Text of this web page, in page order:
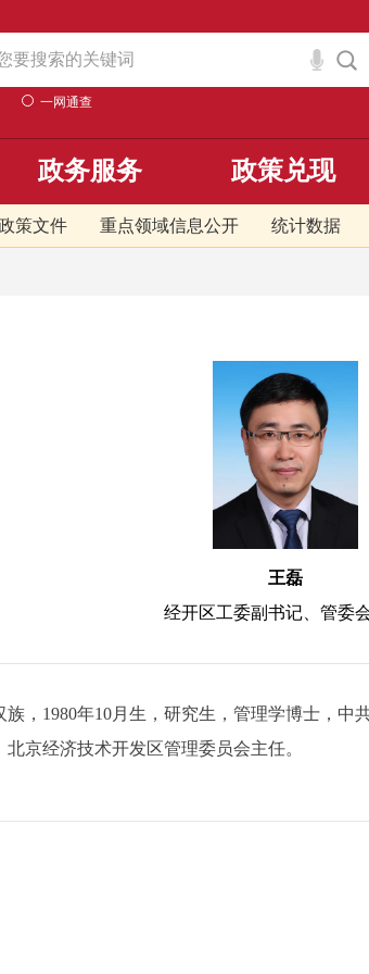
一网通查
策文件 重点领域信息公开 统计数据
政务服务 政策兑现
王磊
经开区工委副书记、管委
族，1980年10月生，研究生，管理学博士，中
京经济技术开发区管理委员会主任。